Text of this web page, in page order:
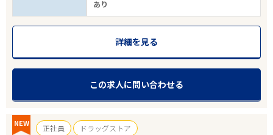
あり
詳細を見る
この求人に問い合わせる
NEW 正社員
ドラッグストア